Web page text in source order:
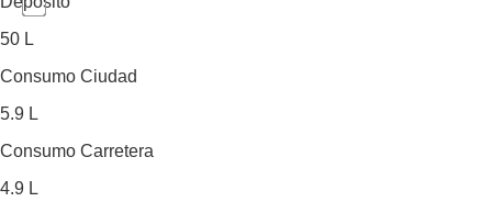
50 L
Consumo Ciudad
5.9 L
Consumo Carretera
4.9 L